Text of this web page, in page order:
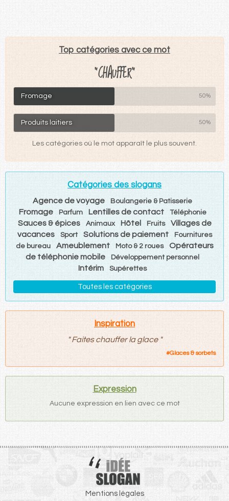
Top catégories avec ce mot
"CHAUFFER"
Fromage 50%
Produits laitiers 50%
Les catégories où le mot apparaît le plus souvent.
Catégories des slogans
Agence de voyage Boulangerie & Patisserie
Fromage Parfum Lentilles de contact Téléphonie
Sauces & épices Animaux Hôtel Fruits
Villages de
vacances
Sport Solutions de paiement
Fournitures
de bureau
Ameublement Moto & 2 roues
Opérateurs
de téléphonie mobile
Développement personnel
Intérim Supérettes
Toutes les catégories
Inspiration
" Faites chauffer la glace "
#Glaces & sorbets
Expression
Aucune expression en lien avec ce mot
Mentions légales